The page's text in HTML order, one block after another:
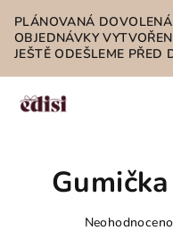
obsah
PLÁNOVANÁ
OBJEDNÁVKY
JEŠTĚ ODEŠLEME PŘED
Průměrné
Neohodnoceno